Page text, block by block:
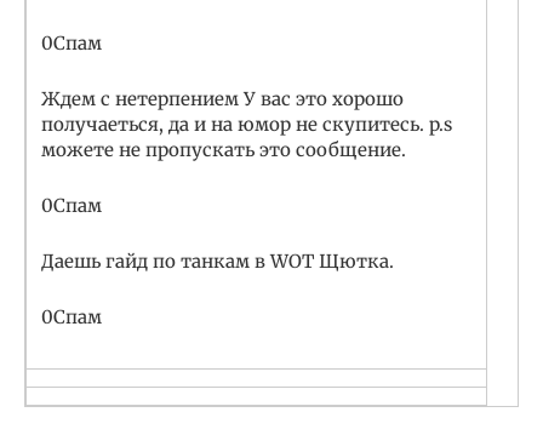
0Спам
Ждем с нетерпением У вас это хорошо
получаеться, да и на юмор не скупитесь. p.s
можете не пропускать это сообщение.
0Спам
Даешь гайд по танкам в WOТ Щютка.
0Спам